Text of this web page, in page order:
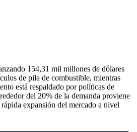
154,31 mil millones de dólares
de pila de combustible, mientras
está respaldado por políticas de
del 20% de la demanda proviene
expansión del mercado a nivel